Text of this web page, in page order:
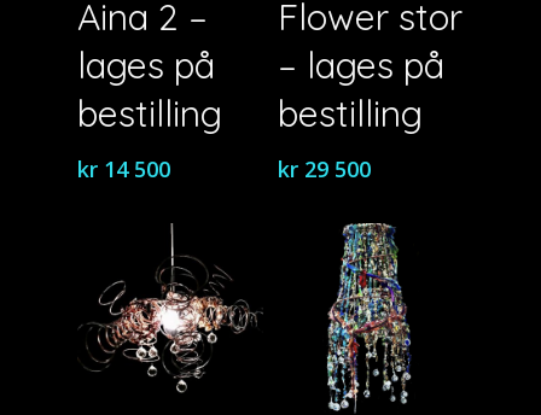
Aina 2 –
lages på
bestilling
kr 14 500
Flower stor
– lages på
bestilling
kr 29 500